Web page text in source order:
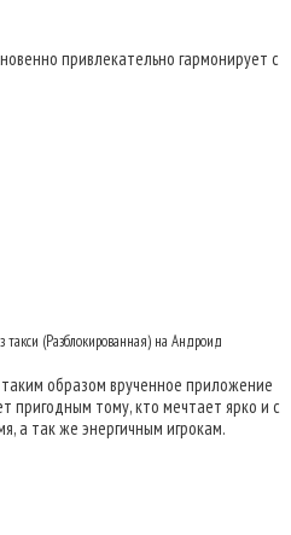
привлекательно гармонирует с
такси (Разблокированная) на Андроид
образом врученное приложение
пригодным тому, кто мечтает ярко и с
а так же энергичным игрокам.